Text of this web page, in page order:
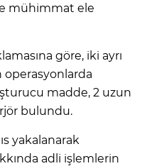
mühimmat ele
göre, iki ayrı
operasyonlarda
madde, 2 uzun
bulundu.
yakalanarak
adli işlemlerin